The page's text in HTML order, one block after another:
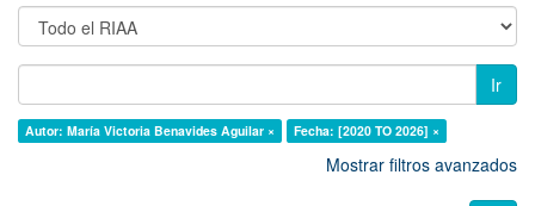
Ir
Autor: María Victoria Benavides Aguilar × Fecha: [2020 TO 2026] ×
Mostrar filtros avanzados